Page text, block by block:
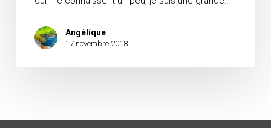
Angélique
17 novembre 2018